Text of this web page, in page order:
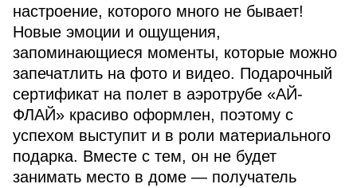
настроение, которого много не бывает!
Новые эмоции и ощущения,
запоминающиеся моменты, которые можно
запечатлить на фото и видео. Подарочный
сертификат на полет в аэротрубе «АЙ-
ФЛАЙ» красиво оформлен, поэтому с
успехом выступит и в роли материального
подарка. Вместе с тем, он не будет
занимать место в доме — получатель